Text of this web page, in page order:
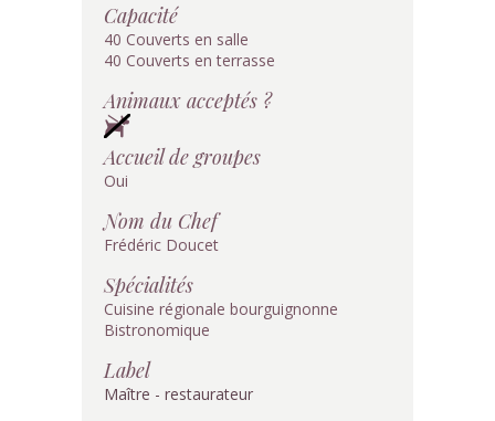
Capacité
40 Couverts en salle
40 Couverts en terrasse
Animaux acceptés ?
Accueil de groupes
Oui
Nom du Chef
Frédéric Doucet
Spécialités
Cuisine régionale bourguignonne
Bistronomique
Label
Maître - restaurateur